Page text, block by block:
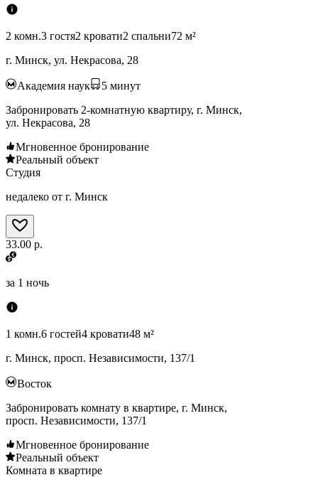
2 комн.3 гостя2 кровати2 спальни72 м²
г. Минск, ул. Некрасова, 28
Академия наук 5 минут
Забронировать 2-комнатную квартиру, г. Минск,
ул. Некрасова, 28
Мгновенное бронирование
Реальный объект
Студия
недалеко от г. Минск
33.00 р.
за 1 ночь
1 комн.6 гостей4 кровати48 м²
г. Минск, просп. Независимости, 137/1
Восток
Забронировать комнату в квартире, г. Минск,
просп. Независимости, 137/1
Мгновенное бронирование
Реальный объект
Комната в квартире